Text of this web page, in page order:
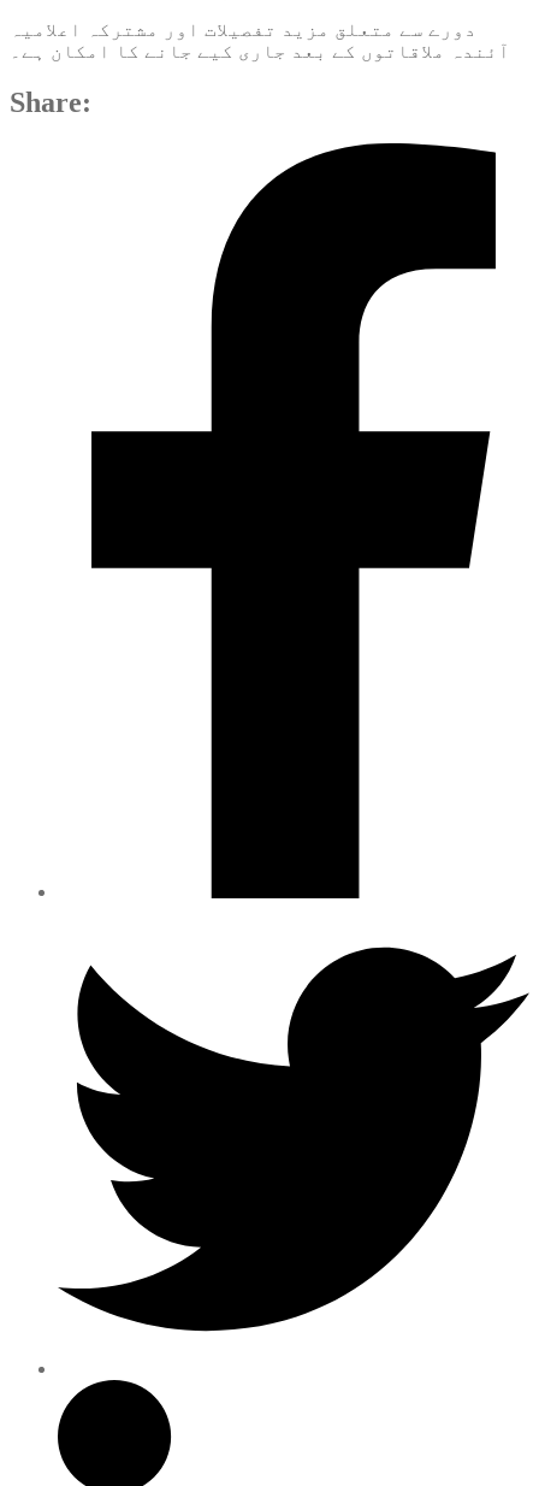
دورے سے متعلق مزید تفصیلات اور مشترکہ اعلامیہ
آئندہ ملاقاتوں کے بعد جاری کیے جانے کا امکان ہے۔
Share: